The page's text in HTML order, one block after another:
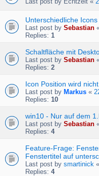
Unterschiedliche
Last post by Sebastian
Replies: 1
Schaltfläche mit
Last post by Sebastian
Replies: 2
Icon Position wird
Last post by Markus «
Replies: 10
win10 - Nur auf dem
Last post by Sebastian
Replies: 4
Feature-Frage:
Fenstertitel auf
Last post by smartinick «
Replies: 4